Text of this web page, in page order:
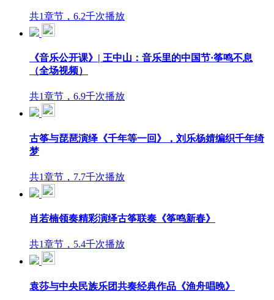
共1章节，6.2千次播放
《音乐公开课》| 王中山：音乐里的中国节·筝鸣不息
（全场视频）
共1章节，6.9千次播放
古筝与琵琶演绎《千年等一回》，刘乐杨婧编织千年绮
梦
共1章节，7.7千次播放
肖若楠领奏精彩演绎古筝联奏《筝鸣新春》
共1章节，5.4千次播放
袁莎与中央民族乐团共奏经典作品《渔舟唱晚》